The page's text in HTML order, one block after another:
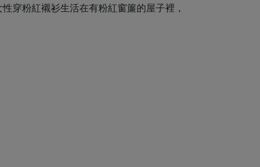
穿粉紅襯衫生活在有粉紅窗簾的屋子裡，